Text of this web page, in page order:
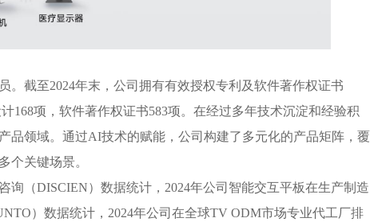
截至2024年末，公司拥有有效授权专利及软件著作权证书
168项，软件著作权证书583项。在经过多年技术沉淀和经验积
品领域。通过AI技术的赋能，公司构建了多元化的产品矩阵，覆
个关键场景。
（DISCIEN）数据统计，2024年公司智能交互平板在生产制造
）数据统计，2024年公司在全球TV ODM市场专业代工厂排